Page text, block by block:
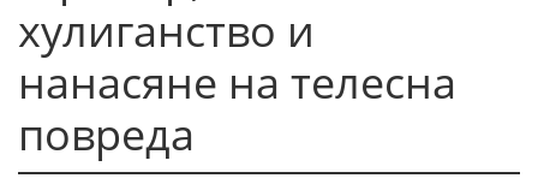
хулиганство и
нанасяне на телесна
повреда